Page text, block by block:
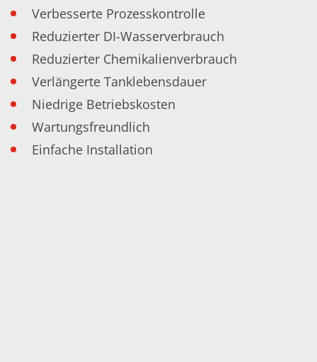
Kontakt Customer Service
Expert Blog
Verbesserte Prozesskontrolle
Reduzierter DI-Wasserverbrauch
Reduzierter Chemikalienverbrauch
Verlängerte Tanklebensdauer
Niedrige Betriebskosten
Wartungsfreundlich
Einfache Installation